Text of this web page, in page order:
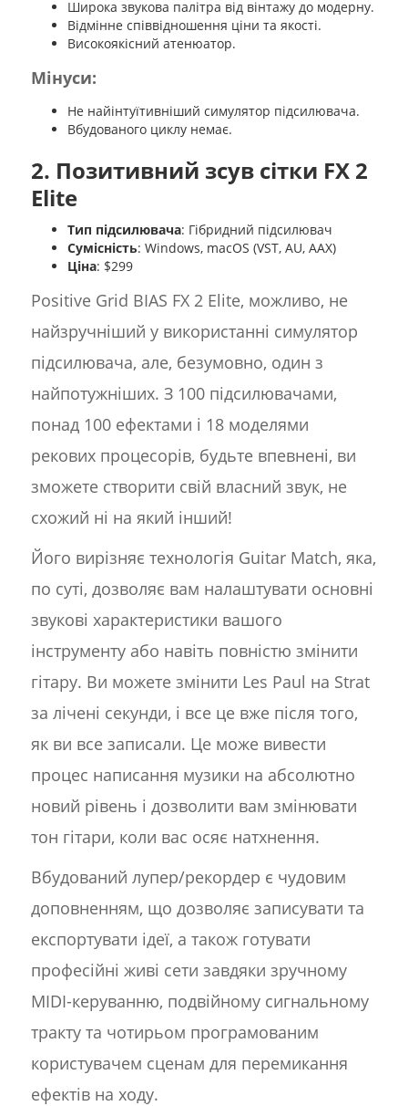
Широка звукова палітра від вінтажу до модерну.
Відмінне співвідношення ціни та якості.
Високоякісний атенюатор.
Мінуси:
Не найінтуїтивніший симулятор підсилювача.
Вбудованого циклу немає.
2. Позитивний зсув сітки FX 2
Elite
Тип підсилювача: Гібридний підсилювач
Сумісність: Windows, macOS (VST, AU, AAX)
Ціна: $299
Positive Grid BIAS FX 2 Elite, можливо, не
найзручніший у використанні симулятор
підсилювача, але, безумовно, один з
найпотужніших. З 100 підсилювачами,
понад 100 ефектами і 18 моделями
рекових процесорів, будьте впевнені, ви
зможете створити свій власний звук, не
схожий ні на який інший!
Його вирізняє технологія Guitar Match, яка,
по суті, дозволяє вам налаштувати основні
звукові характеристики вашого
інструменту або навіть повністю змінити
гітару. Ви можете змінити Les Paul на Strat
за лічені секунди, і все це вже після того,
як ви все записали. Це може вивести
процес написання музики на абсолютно
новий рівень і дозволити вам змінювати
тон гітари, коли вас осяє натхнення.
Вбудований лупер/рекордер є чудовим
доповненням, що дозволяє записувати та
експортувати ідеї, а також готувати
професійні живі сети завдяки зручному
MIDI-керуванню, подвійному сигнальному
тракту та чотирьом програмованим
користувачем сценам для перемикання
ефектів на ходу.